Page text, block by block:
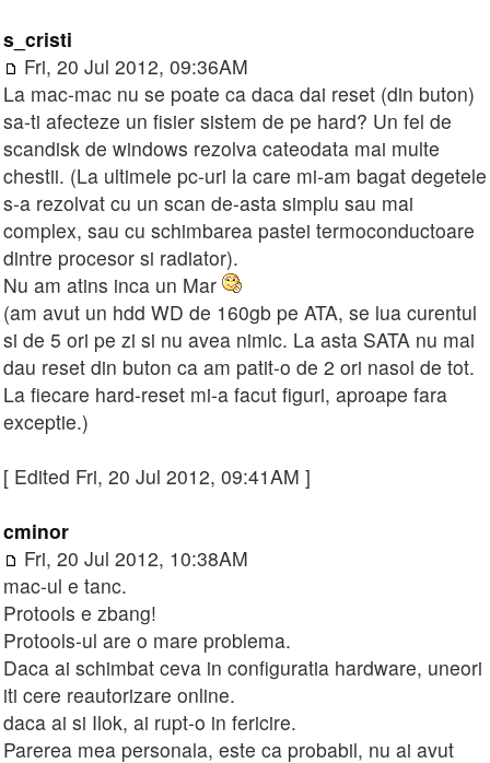
s_cristi
Fri, 20 Jul 2012, 09:36AM
La mac-mac nu se poate ca daca dai reset (din buton)
sa-ti afecteze un fisier sistem de pe hard? Un fel de
scandisk de windows rezolva cateodata mai multe
chestii. (La ultimele pc-uri la care mi-am bagat degetele
s-a rezolvat cu un scan de-asta simplu sau mai
complex, sau cu schimbarea pastei termoconductoare
dintre procesor si radiator).
Nu am atins inca un Mar
(am avut un hdd WD de 160gb pe ATA, se lua curentul
si de 5 ori pe zi si nu avea nimic. La asta SATA nu mai
dau reset din buton ca am patit-o de 2 ori nasol de tot.
La fiecare hard-reset mi-a facut figuri, aproape fara
exceptie.)
[ Edited Fri, 20 Jul 2012, 09:41AM ]
cminor
Fri, 20 Jul 2012, 10:38AM
mac-ul e tanc.
Protools e zbang!
Protools-ul are o mare problema.
Daca ai schimbat ceva in configuratia hardware, uneori
iti cere reautorizare online.
daca ai si Ilok, ai rupt-o in fericire.
Parerea mea personala, este ca probabil, nu ai avut